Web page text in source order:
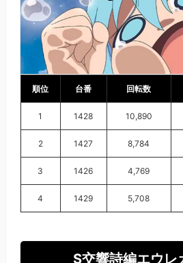
順位 台番 回転数
1 1428 10,890
2 1427 8,784
3 1426 4,769
4 1429 5,708
S交響詩編エウレ